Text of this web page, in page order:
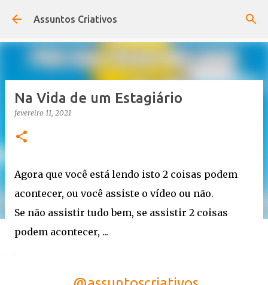
Pular para o conteúdo principal
Assuntos Criativos
Na Vida de um Estagiário
fevereiro 11, 2021
Agora que você está lendo isto 2 coisas podem
acontecer, ou você assiste o vídeo ou não.
Se não assistir tudo bem, se assistir 2 coisas
podem acontecer, ...